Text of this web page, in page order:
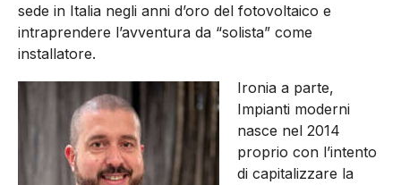
sede in Italia negli anni d’oro del fotovoltaico e
intraprendere l’avventura da “solista” come
installatore.
Ironia a parte,
Impianti moderni
nasce nel 2014
proprio con l’intento
di capitalizzare la